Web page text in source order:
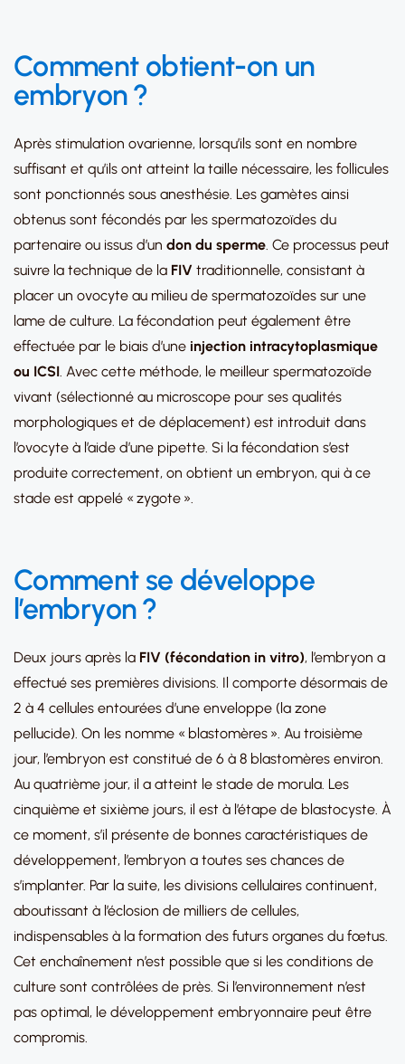
Comment obtient-on un
embryon ?
Après stimulation ovarienne, lorsqu’ils sont en nombre
suffisant et qu’ils ont atteint la taille nécessaire, les follicules
sont ponctionnés sous anesthésie. Les gamètes ainsi
obtenus sont fécondés par les spermatozoïdes du
partenaire ou issus d’un don du sperme. Ce processus peut
suivre la technique de la FIV traditionnelle, consistant à
placer un ovocyte au milieu de spermatozoïdes sur une
lame de culture. La fécondation peut également être
effectuée par le biais d’une injection intracytoplasmique
ou ICSI. Avec cette méthode, le meilleur spermatozoïde
vivant (sélectionné au microscope pour ses qualités
morphologiques et de déplacement) est introduit dans
l’ovocyte à l’aide d’une pipette. Si la fécondation s’est
produite correctement, on obtient un embryon, qui à ce
stade est appelé « zygote ».
Comment se développe
l’embryon?
Deux jours après la FIV (fécondation in vitro), l’embryon a
effectué ses premières divisions. Il comporte désormais de
2 à 4 cellules entourées d’une enveloppe (la zone
pellucide). On les nomme « blastomères ». Au troisième
jour, l’embryon est constitué de 6 à 8 blastomères environ.
Au quatrième jour, il a atteint le stade de morula. Les
cinquième et sixième jours, il est à l’étape de blastocyste. À
ce moment, s’il présente de bonnes caractéristiques de
développement, l’embryon a toutes ses chances de
s’implanter. Par la suite, les divisions cellulaires continuent,
aboutissant à l’éclosion de milliers de cellules,
indispensables à la formation des futurs organes du fœtus.
Cet enchaînement n’est possible que si les conditions de
culture sont contrôlées de près. Si l’environnement n’est
pas optimal, le développement embryonnaire peut être
compromis.